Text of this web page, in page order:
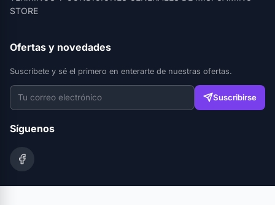
STORE
Ofertas y novedades
Suscríbete y sé el primero en enterarte de nuestras ofertas.
Suscribirse
Síguenos